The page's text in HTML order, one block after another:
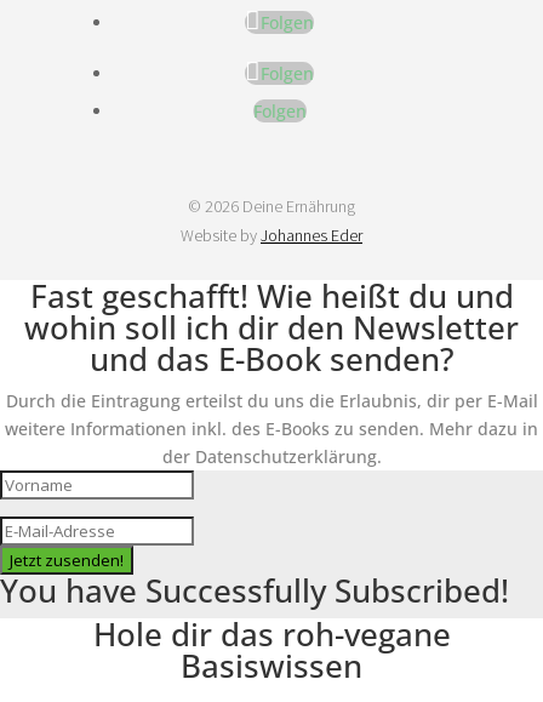
Folgen
Folgen
Folgen
© 2026 Deine Ernährung
Website byJohannes Eder
Fast geschafft! Wie heißt du und
wohin soll ich dir den Newsletter
und das E-Book senden?
Durch die Eintragung erteilst du uns die Erlaubnis, dir per E-Mail
weitere Informationen inkl. des E-Books zu senden. Mehr dazu in
der Datenschutzerklärung.
Jetzt zusenden!
You have Successfully Subscribed!
Hole dir das roh-vegane
Basiswissen